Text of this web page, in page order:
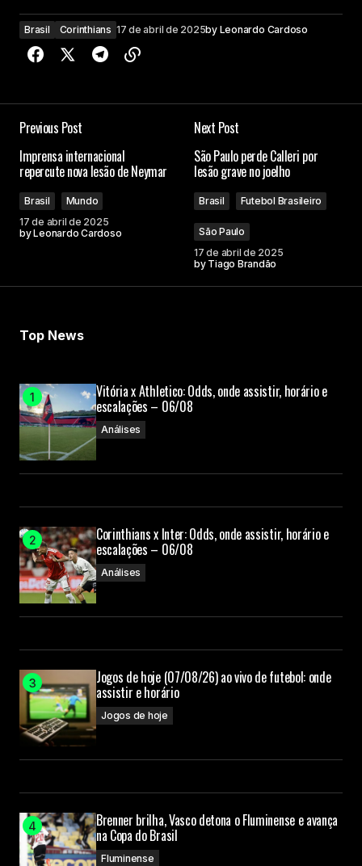
Brasil Corinthians 17 de abril de 2025by Leonardo Cardoso
Previous Post
Imprensa internacional
repercute nova lesão de Neymar
Brasil
Mundo
17 de abril de 2025
byLeonardo Cardoso
Next Post
São Paulo perde Calleri por
lesão grave no joelho
Brasil Futebol Brasileiro
São Paulo
17 de abril de 2025
by Tiago Brandão
Top News
Vitória x Athletico: Odds, onde assistir, horário e
escalações – 06/08
Análises
Corinthians x Inter: Odds, onde assistir, horário e
escalações – 06/08
Análises
Jogos de hoje (07/08/26) ao vivo de futebol: onde
assistir e horário
Jogos de hoje
Brenner brilha, Vasco detona o Fluminense e avança
na Copa do Brasil
Fluminense